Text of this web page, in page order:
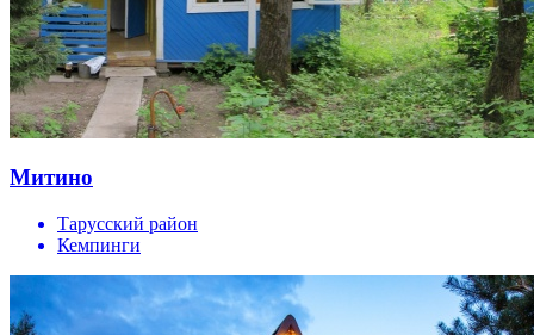
Митино
Тарусский район
Кемпинги